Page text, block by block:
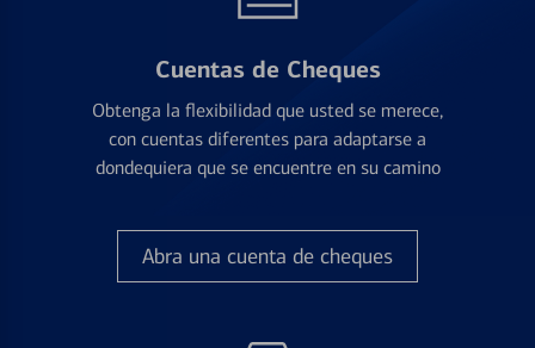
Cuentas de Cheques
Obtenga la flexibilidad que usted se merece,
con cuentas diferentes para adaptarse a
dondequiera que se encuentre en su camino
Abra una cuenta de cheques